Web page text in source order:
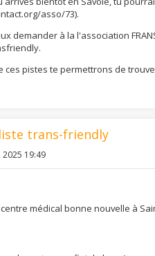
asso/73).
demander à la l'association
ces pistes te permettrons de
trans-friendly
2025 19:49
médical bonne nouvelle à